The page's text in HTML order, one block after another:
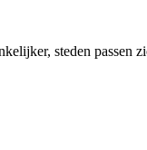
steden passen